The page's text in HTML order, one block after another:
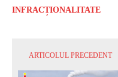
INFRACȚIONALITATE
ARTICOLUL PRECEDENT